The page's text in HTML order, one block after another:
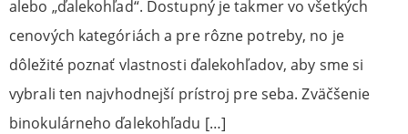
alebo „ďalekohľad“. Dostupný je takmer vo všetkých
cenových kategóriách a pre rôzne potreby, no je
dôležité poznať vlastnosti ďalekohľadov, aby sme si
vybrali ten najvhodnejší prístroj pre seba. Zväčšenie
binokulárneho ďalekohľadu […]